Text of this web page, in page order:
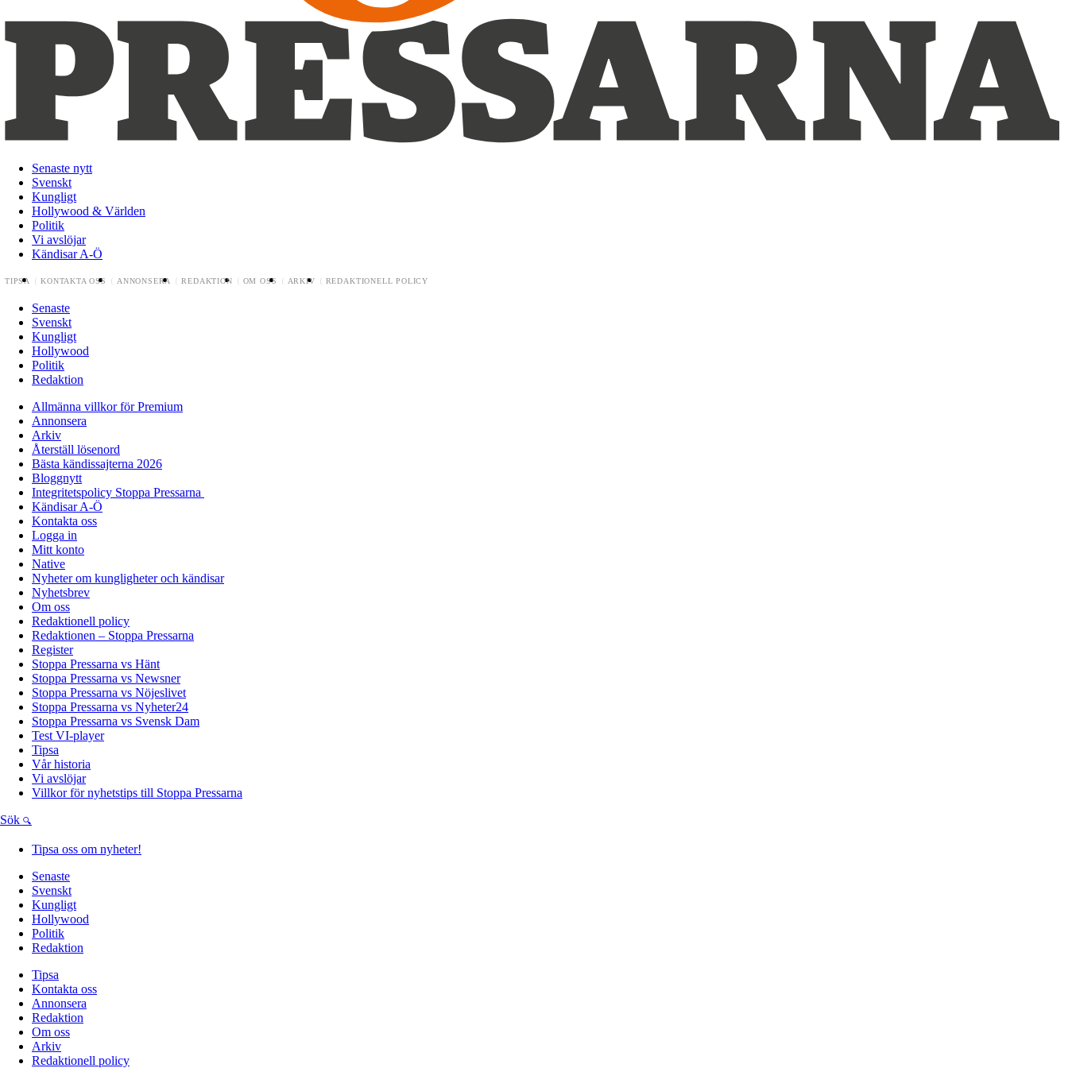
Senaste nytt
Svenskt
Kungligt
Hollywood & Världen
Politik
Vi avslöjar
Kändisar A-Ö
TIPSA KONTAKTA OSS ANNONSERA REDAKTION OM OSS ARKIV REDAKTIONELL POLICY
Senaste
Svenskt
Kungligt
Hollywood
Politik
Redaktion
Allmänna villkor för Premium
Annonsera
Arkiv
Återställ lösenord
Bästa kändissajterna 2026
Bloggnytt
Integritetspolicy Stoppa Pressarna
Kändisar A-Ö
Kontakta oss
Logga in
Mitt konto
Native
Nyheter om kungligheter och kändisar
Nyhetsbrev
Om oss
Redaktionell policy
Redaktionen – Stoppa Pressarna
Register
Stoppa Pressarna vs Hänt
Stoppa Pressarna vs Newsner
Stoppa Pressarna vs Nöjeslivet
Stoppa Pressarna vs Nyheter24
Stoppa Pressarna vs Svensk Dam
Test VI-player
Tipsa
Vår historia
Vi avslöjar
Villkor för nyhetstips till Stoppa Pressarna
Sök
Tipsa oss om nyheter!
Senaste
Svenskt
Kungligt
Hollywood
Politik
Redaktion
Tipsa
Kontakta oss
Annonsera
Redaktion
Om oss
Arkiv
Redaktionell policy